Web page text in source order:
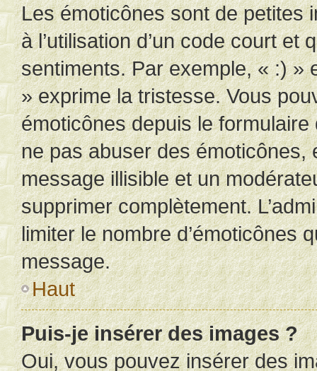
Les émoticônes sont de petites
à l’utilisation d’un code court et
sentiments. Par exemple, « :) »
» exprime la tristesse. Vous
émoticônes depuis le
ne pas abuser des émoticônes,
message illisible et un
supprimer complètement.
limiter le nombre d’émoticônes
message.
Haut
Puis-je insérer des images ?
Oui, vous pouvez insérer des